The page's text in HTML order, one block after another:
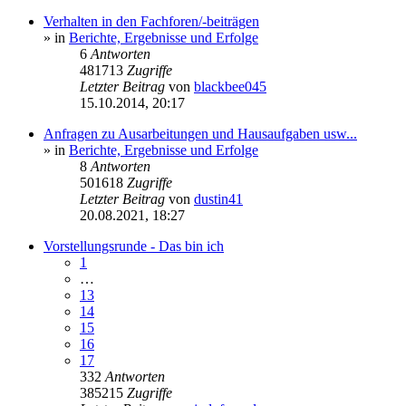
Verhalten in den Fachforen/-beiträgen
» in Berichte, Ergebnisse und Erfolge
6 Antworten
481713 Zugriffe
Letzter Beitrag von blackbee045
15.10.2014, 20:17
Anfragen zu Ausarbeitungen und Hausaufgaben usw...
» in Berichte, Ergebnisse und Erfolge
8 Antworten
501618 Zugriffe
Letzter Beitrag von dustin41
20.08.2021, 18:27
Vorstellungsrunde - Das bin ich
1
…
13
14
15
16
17
332 Antworten
385215 Zugriffe